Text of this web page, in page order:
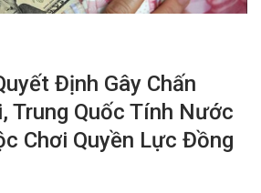
Định Gây Chấn
Trung Quốc Tính Nước
Chơi Quyền Lực Đồng